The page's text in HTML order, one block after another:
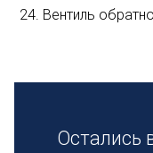
Вентиль
Остались